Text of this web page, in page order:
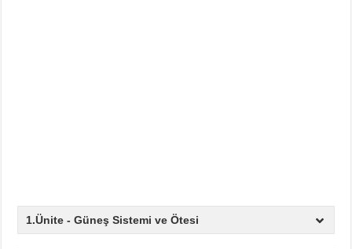
1.Ünite - Güneş Sistemi ve Ötesi